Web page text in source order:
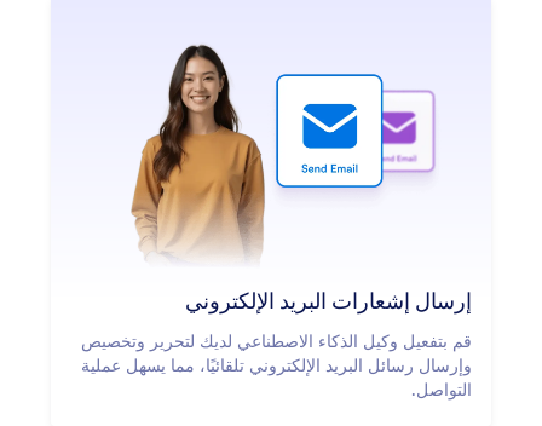
إرسال إشعارات البريد الإلكتروني
قم بتفعيل وكيل الذكاء الاصطناعي لديك لتحرير وتخصيص
وإرسال رسائل البريد الإلكتروني تلقائيًا، مما يسهل عملية
التواصل.